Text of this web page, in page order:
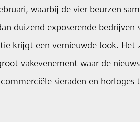
waarbij de vier beurzen
duizend exposerende bedrijven
krijgt een vernieuwde look. Het
vakevenement waar de
sieraden en